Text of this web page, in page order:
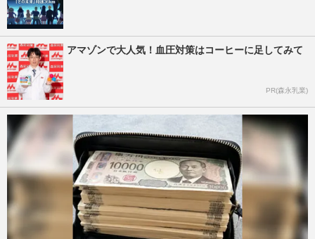
アマゾンで大人気！血圧対策はコーヒーに足してみて
PR(森永乳業)